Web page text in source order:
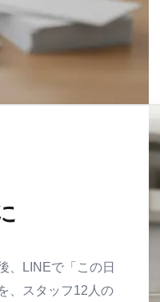
、LINEで「この日
、スタッフ12人の